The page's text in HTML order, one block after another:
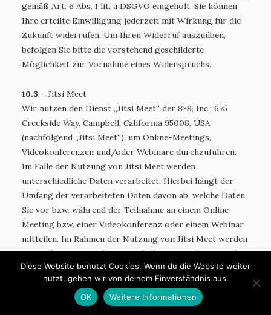
gemäß Art. 6 Abs. 1 lit. a DSGVO eingeholt. Sie können
Ihre erteilte Einwilligung jederzeit mit Wirkung für die
Zukunft widerrufen. Um Ihren Widerruf auszuüben,
befolgen Sie bitte die vorstehend geschilderte
Möglichkeit zur Vornahme eines Widerspruchs.
10.3 – Jitsi Meet
Wir nutzen den Dienst „Jitsi Meet“ der 8×8, Inc., 675
Creekside Way, Campbell, California 95008, USA
(nachfolgend „Jitsi Meet“), um Online-Meetings,
Videokonferenzen und/oder Webinare durchzuführen.
Im Falle der Nutzung von Jitsi Meet werden
unterschiedliche Daten verarbeitet. Hierbei hängt der
Umfang der verarbeiteten Daten davon ab, welche Daten
Sie vor bzw. während der Teilnahme an einem Online-
Meeting bzw. einer Videokonferenz oder einem Webinar
mitteilen. Im Rahmen der Nutzung von Jitsi Meet werden
Daten der Kommunikationsteilnehmer verarbeitet und
gespeichert. Zu diesen Daten können insbesondere Ihre
Anmeldedaten (Name, E-Mailadresse, Telefon (optional)
und Passwort) und Meeting-Daten (Thema, Teilnehmer-
Diese Website benutzt Cookies. Wenn du die Website weiter
nutzt, gehen wir von deinem Einverständnis aus.
OK
Weitere Informationen